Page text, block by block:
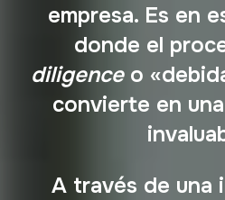
empresa. Es en
donde el
diligenceo
convierte en
A través de una